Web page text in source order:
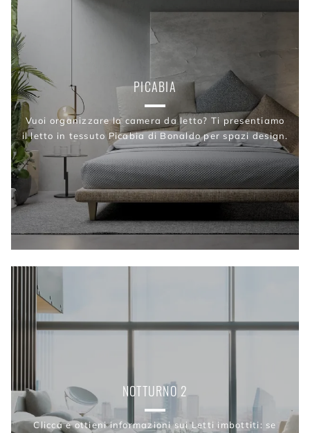
PICABIA
Vuoi organizzare la camera da letto? Ti presentiamo
il letto in tessuto Picabia di Bonaldo per spazi design.
NOTTURNO 2
Clicca e ottieni informazioni sui Letti imbottiti: se